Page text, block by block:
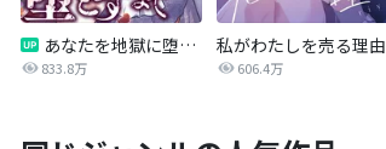
あなたを地獄に堕とすまで
833.8万
私がわたしを売る理由
606.4万